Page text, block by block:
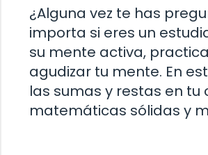
¿Alguna vez te has
importa si eres un
su mente activa,
agudizar tu mente. En
las sumas y restas en
matemáticas sólidas y